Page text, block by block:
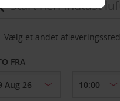
Vælg et andet afleveringssted
FRA